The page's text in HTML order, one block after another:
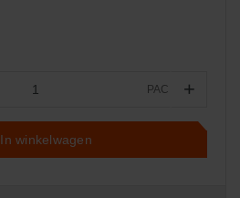
PAC +
In winkelwagen